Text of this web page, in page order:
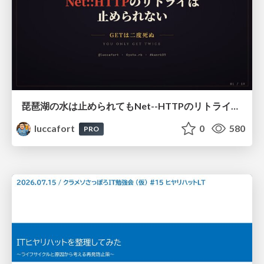
琵琶湖の水は止められてもNet--HTTPのリトライは止められない / You might be able to stop the water flow of Lake Biwa but you can't stop Net::HTTP retries
luccafort
PRO 0 580